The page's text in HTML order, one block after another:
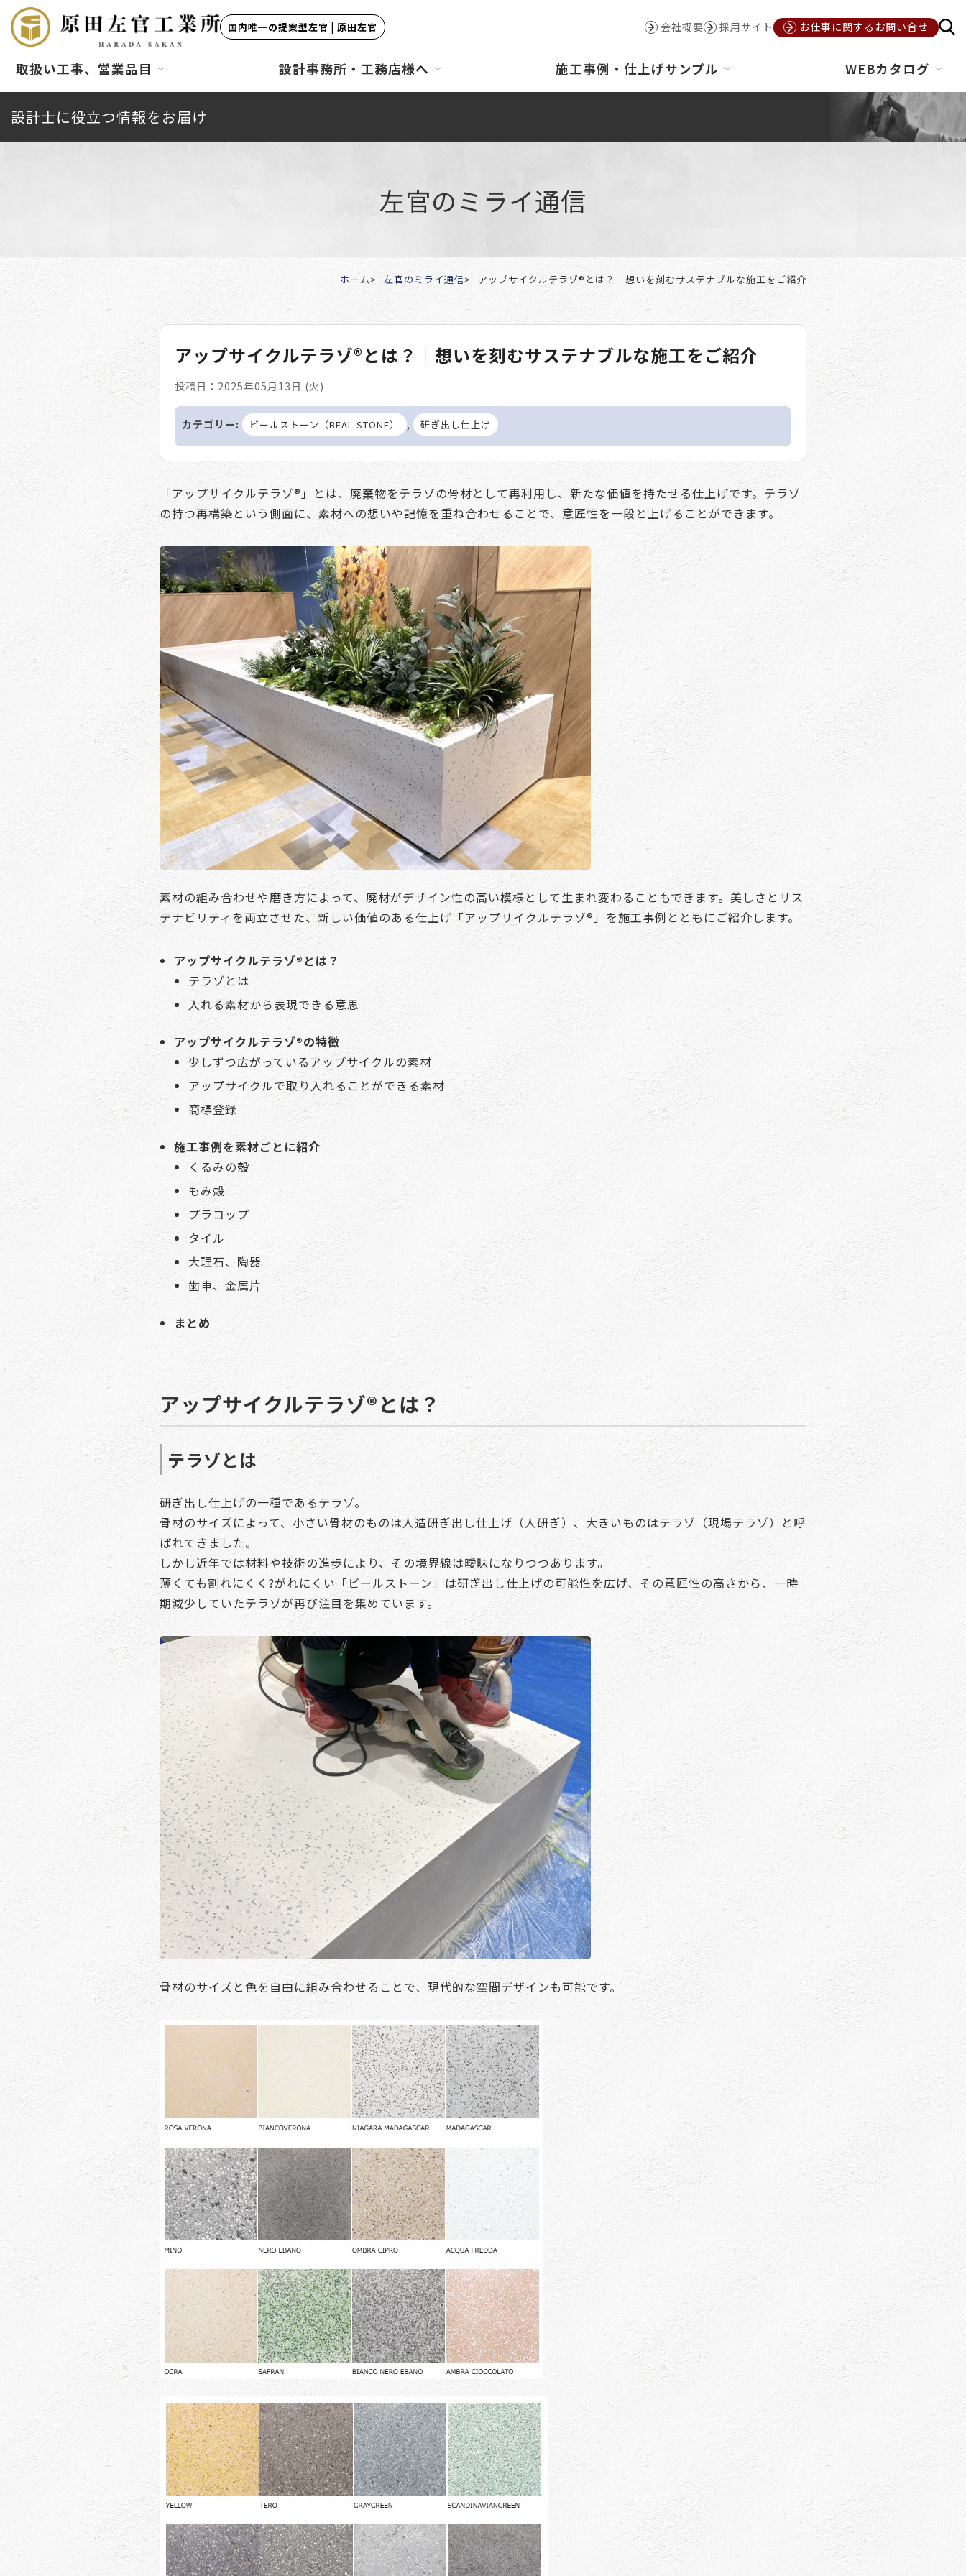
国内唯一の提案型左官 | 原田左官 会社概要 採用サイト お仕事に関するお問い合せ
取扱い工事、営業品目 設計事務所・工務店様へ 施工事例・仕上げサンプル WEBカタログ
設計士に役立つ情報をお届け
左官のミライ通信
ホーム 左官のミライ通信 アップサイクルテラゾ®とは？｜想いを刻むサステナブルな施工をご紹介
アップサイクルテラゾ®とは？｜想いを刻むサステナブルな施工をご紹介
投稿日：2025年05月13日 (火)
カテゴリー: ビールストーン（BEAL STONE） , 研ぎ出し仕上げ
「アップサイクルテラゾ®」とは、廃棄物をテラゾの骨材として再利用し、新たな価値を持たせる仕上げです。テラゾ
の持つ再構築という側面に、素材への想いや記憶を重ね合わせることで、意匠性を一段と上げることができます。
素材の組み合わせや磨き方によって、廃材がデザイン性の高い模様として生まれ変わることもできます。美しさとサス
テナビリティを両立させた、新しい価値のある仕上げ「アップサイクルテラゾ®」を施工事例とともにご紹介します。
アップサイクルテラゾ®とは？
テラゾとは
入れる素材から表現できる意思
アップサイクルテラゾ®の特徴
少しずつ広がっているアップサイクルの素材
アップサイクルで取り入れることができる素材
商標登録
施工事例を素材ごとに紹介
くるみの殻
もみ殻
プラコップ
タイル
大理石、陶器
歯車、金属片
まとめ
アップサイクルテラゾ®とは？
テラゾとは
研ぎ出し仕上げの一種であるテラゾ。
骨材のサイズによって、小さい骨材のものは人造研ぎ出し仕上げ（人研ぎ）、大きいものはテラゾ（現場テラゾ）と呼
ばれてきました。
しかし近年では材料や技術の進歩により、その境界線は曖昧になりつつあります。
薄くても割れにくく?がれにくい「ビールストーン」は研ぎ出し仕上げの可能性を広げ、その意匠性の高さから、一時
期減少していたテラゾが再び注目を集めています。
骨材のサイズと色を自由に組み合わせることで、現代的な空間デザインも可能です。